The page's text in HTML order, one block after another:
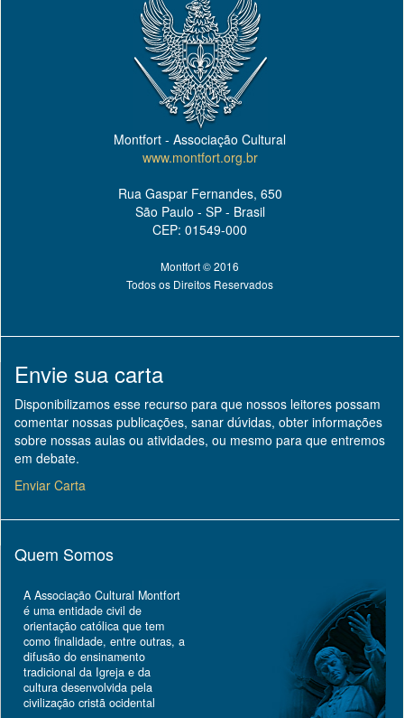
Montfort - Associação Cultural
www.montfort.org.br
Rua Gaspar Fernandes, 650
São Paulo - SP - Brasil
CEP: 01549-000
Montfort © 2016
Todos os Direitos Reservados
Envie sua carta
Disponibilizamos esse recurso para que nossos leitores possam
comentar nossas publicações, sanar dúvidas, obter informações
sobre nossas aulas ou atividades, ou mesmo para que entremos
em debate.
Enviar Carta
Quem Somos
A Associação Cultural Montfort
é uma entidade civil de
orientação católica que tem
como finalidade, entre outras, a
difusão do ensinamento
tradicional da Igreja e da
cultura desenvolvida pela
civilização cristã ocidental